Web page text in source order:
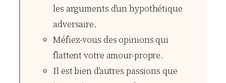
les arguments d’un hypothétique
adversaire.
Méfiez-vous des opinions qui
flattent votre amour-propre.
Il est bien d’autres passions que